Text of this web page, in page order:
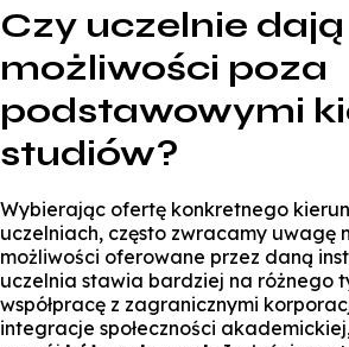
Czy uczelnie
możliwości poza
podstawowymi
studiów?
Wybierając ofertę konkretnego
uczelniach, często zwracamy uwagę
możliwości oferowane przez daną
uczelnia stawia bardziej na różnego
współpracę z zagranicznymi
integracje społeczności